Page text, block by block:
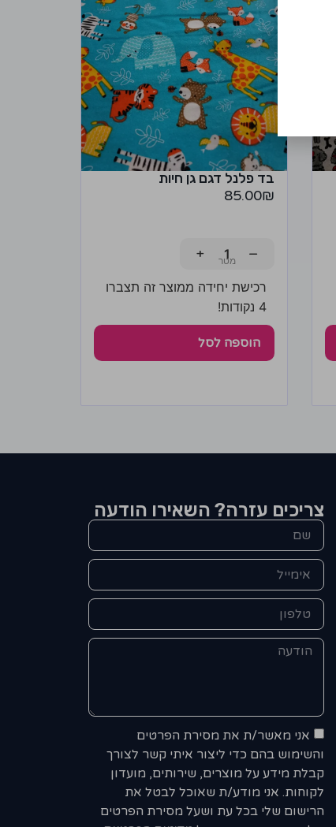
בד פלנל דגם גן חיות
85.00₪
−
+
רכישת יחידה ממוצר זה תצברו
4 נקודות!
הוספה לסל
צריכים עזרה? השאירו הודעה
אני מאשר/ת את מסירת הפרטים
והשימוש בהם כדי ליצור איתי קשר לצורך
קבלת מידע על מוצרים, שירותים, מועדון
לקוחות. אני מודע/ת שאוכל לבטל את
הרישום שלי בכל עת ושעל מסירת הפרטים